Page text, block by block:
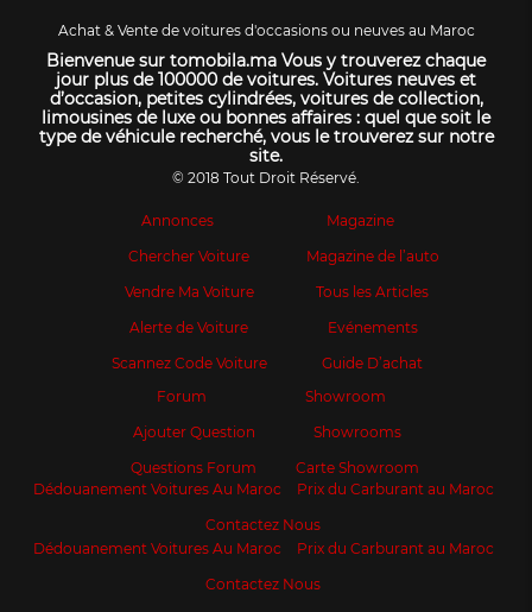
Achat & Vente de voitures d'occasions ou neuves au Maroc
Bienvenue sur tomobila.ma Vous y trouverez chaque
jour plus de 100000 de voitures. Voitures neuves et
d’occasion, petites cylindrées, voitures de collection,
limousines de luxe ou bonnes affaires : quel que soit le
type de véhicule recherché, vous le trouverez sur notre
site.
© 2018 Tout Droit Réservé.
Annonces
Chercher Voiture
Vendre Ma Voiture
Alerte de Voiture
Scannez Code Voiture
Magazine
Magazine de l’auto
Tous les Articles
Evénements
Guide D’achat
Forum
Ajouter Question
Questions Forum
Showroom
Showrooms
Carte Showroom
Dédouanement Voitures Au Maroc
Prix du Carburant au Maroc
Contactez Nous
Dédouanement Voitures Au Maroc
Prix du Carburant au Maroc
Contactez Nous